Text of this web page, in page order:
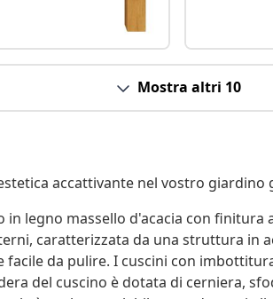
Mostra altri 10
accattivante nel vostro giardino
in legno massello d'acacia con
caratterizzata da una struttura in
facile da pulire. I cuscini con
del cuscino è dotata di cerniera,